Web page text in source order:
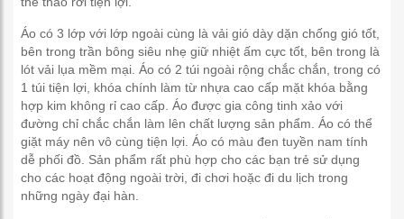
Áo có 3 lớp với lớp ngoài cùng là vải gió dày dặn chống gió tốt,
bên trong trần bông siêu nhẹ giữ nhiệt ấm cực tốt, bên trong là
lót vải lụa mềm mại. Áo có 2 túi ngoài rộng chắc chắn, trong có
1 túi tiện lợi, khóa chính làm từ nhựa cao cấp mặt khóa bằng
hợp kim không rỉ cao cấp. Áo được gia công tinh xảo với
đường chỉ chắc chắn làm lên chất lượng sản phẩm. Áo có thể
giặt máy nên vô cùng tiện lợi. Áo có màu đen tuyền nam tính
dễ phối đồ. Sản phẩm rất phù hợp cho các bạn trẻ sử dụng
cho các hoạt động ngoài trời, đi chơi hoặc đi du lịch trong
những ngày đại hàn.